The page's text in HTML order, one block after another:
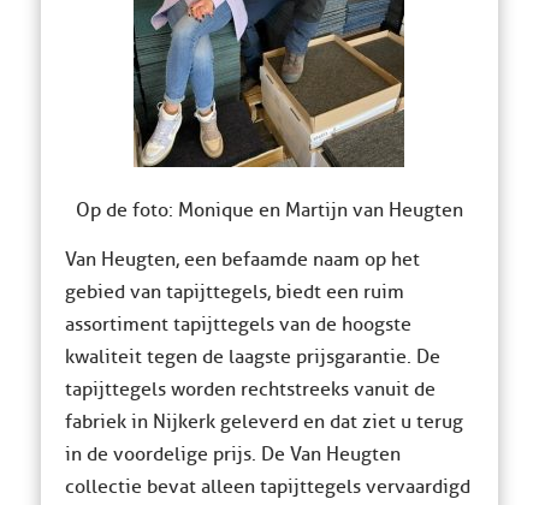
Op de foto: Monique en Martijn van Heugten
Van Heugten, een befaamde naam op het
gebied van tapijttegels, biedt een ruim
assortiment tapijttegels van de hoogste
kwaliteit tegen de laagste prijsgarantie. De
tapijttegels worden rechtstreeks vanuit de
fabriek in Nijkerk geleverd en dat ziet u terug
in de voordelige prijs. De Van Heugten
collectie bevat alleen tapijttegels vervaardigd